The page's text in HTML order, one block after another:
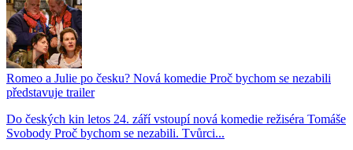
Romeo a Julie po česku? Nová komedie Proč bychom se nezabili
představuje trailer
Do českých kin letos 24. září vstoupí nová komedie režiséra Tomáše
Svobody Proč bychom se nezabili. Tvůrci...